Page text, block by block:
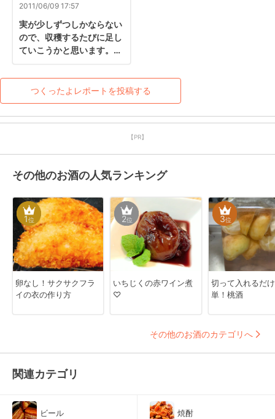
2011/06/09 17:57
実が少しずつしかならない
ので、収穫するたびに足し
ていこうかと思います。
なので、できあがるのが楽
しみです。
つくったよレポートを投稿する
【PR】
その他のお酒の人気ランキング
1位
卵なし！サクサクフラ
イの衣の作り方
2位
いちじくの赤ワイン煮
♡
3位
切って入れるだ
単！桃酒
その他のお酒のカテゴリへ
関連カテゴリ
ビール 焼酎